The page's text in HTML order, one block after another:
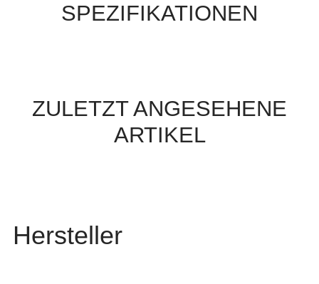
SPEZIFIKATIONEN
ZULETZT ANGESEHENE
ARTIKEL
Hersteller